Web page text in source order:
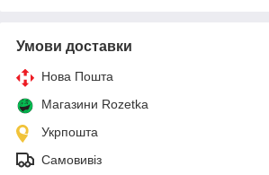
Умови доставки
Нова Пошта
Магазини Rozetka
Укрпошта
Самовивіз